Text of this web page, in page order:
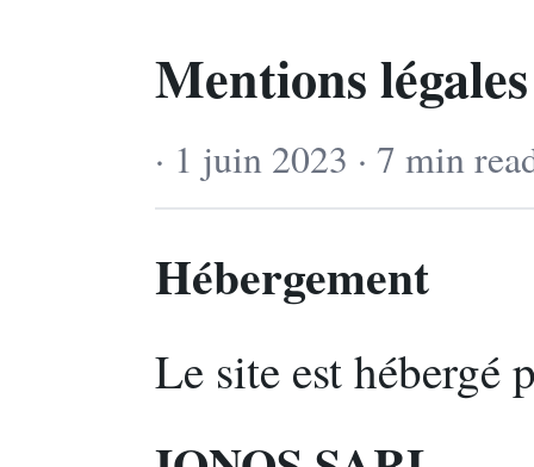
Mentions légales
· 1 juin 2023 · 7 min
Hébergement
Le site est hébergé